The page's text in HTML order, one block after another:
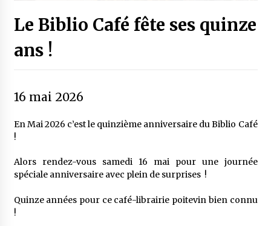
Le Biblio Café fête ses quinze
ans !
16 mai 2026
En Mai 2026 c’est le quinzième anniversaire du Biblio Café
!
Alors rendez-vous samedi 16 mai pour une journée
spéciale anniversaire avec plein de surprises !
Quinze années pour ce café-librairie poitevin bien connu
!